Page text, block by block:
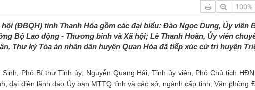
100%
(ĐBQH) tỉnh Thanh Hóa gồm các đại biểu: Đào Ngọc Dung, Ủy viên
Bộ Lao động - Thương binh và Xã hội; Lê Thanh Hoàn, Ủy viên
Thư ký Tòa án nhân dân huyện Quan Hóa đã tiếp xúc cử tri huyện
Phó Bí thư Tỉnh ủy; Nguyễn Quang Hải, Tỉnh ủy viên, Phó Chủ tịch
đại diện lãnh đạo Ủy ban MTTQ tỉnh và các sở, ngành cấp tỉnh; Văn phòng